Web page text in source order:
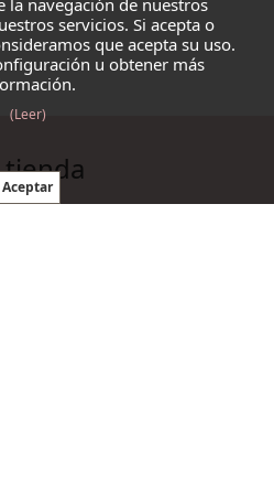
la navegación de nuestros
servicios. Si acepta o
que acepta su uso.
u obtener más
(Leer)
tienda
Blazmo